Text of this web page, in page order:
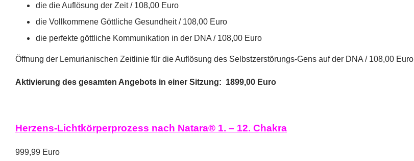
die die Auflösung der Zeit / 108,00 Euro
die Vollkommene Göttliche Gesundheit / 108,00 Euro
die perfekte göttliche Kommunikation in der DNA / 108,00 Euro
Öffnung der Lemurianischen Zeitlinie für die Auflösung des Selbstzerstörungs-Gens auf der DNA / 108,00 Euro
Aktivierung des gesamten Angebots in einer Sitzung: 1899,00 Euro
Herzens-Lichtkörperprozess nach Natara® 1. – 12. Chakra
999,99 Euro